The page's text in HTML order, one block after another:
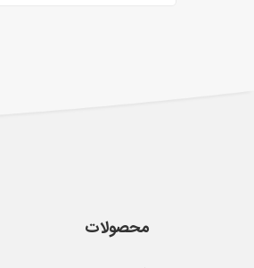
محصولات